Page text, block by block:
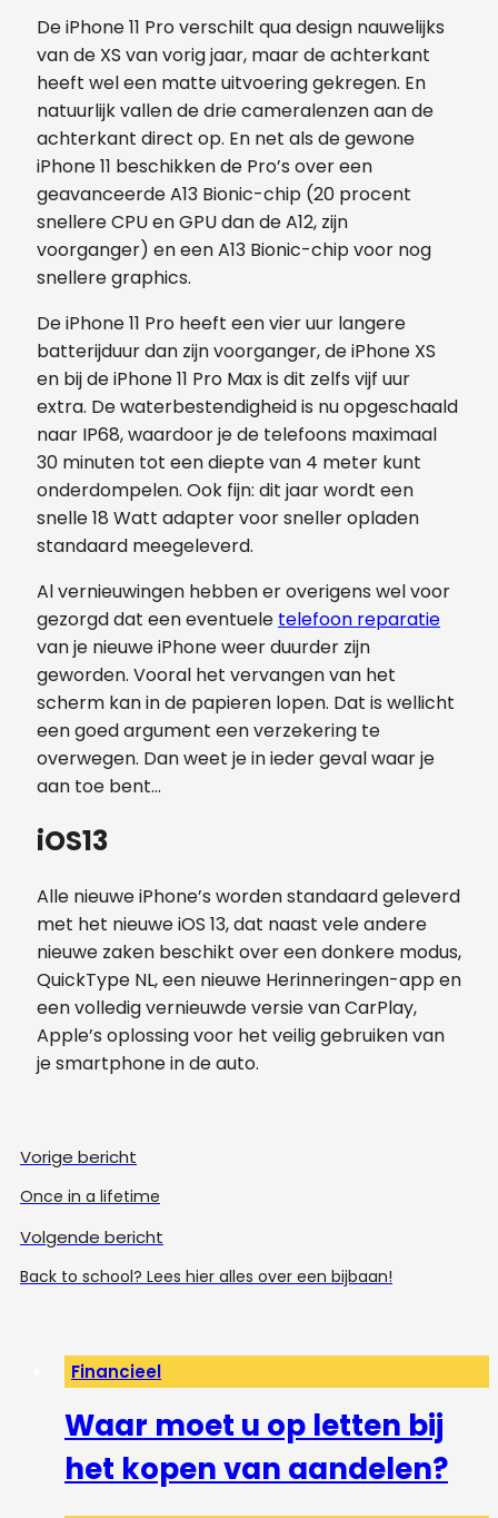
De iPhone 11 Pro verschilt qua design nauwelijks
van de XS van vorig jaar, maar de achterkant
heeft wel een matte uitvoering gekregen. En
natuurlijk vallen de drie cameralenzen aan de
achterkant direct op. En net als de gewone
iPhone 11 beschikken de Pro’s over een
geavanceerde A13 Bionic-chip (20 procent
snellere CPU en GPU dan de A12, zijn
voorganger) en een A13 Bionic-chip voor nog
snellere graphics.
De iPhone 11 Pro heeft een vier uur langere
batterijduur dan zijn voorganger, de iPhone XS
en bij de iPhone 11 Pro Max is dit zelfs vijf uur
extra. De waterbestendigheid is nu opgeschaald
naar IP68, waardoor je de telefoons maximaal
30 minuten tot een diepte van 4 meter kunt
onderdompelen. Ook fijn: dit jaar wordt een
snelle 18 Watt adapter voor sneller opladen
standaard meegeleverd.
Al vernieuwingen hebben er overigens wel voor
gezorgd dat een eventuele telefoon reparatie
van je nieuwe iPhone weer duurder zijn
geworden. Vooral het vervangen van het
scherm kan in de papieren lopen. Dat is wellicht
een goed argument een verzekering te
overwegen. Dan weet je in ieder geval waar je
aan toe bent…
iOS13
Alle nieuwe iPhone’s worden standaard geleverd
met het nieuwe iOS 13, dat naast vele andere
nieuwe zaken beschikt over een donkere modus,
QuickType NL, een nieuwe Herinneringen-app en
een volledig vernieuwde versie van CarPlay,
Apple’s oplossing voor het veilig gebruiken van
je smartphone in de auto.
Vorige bericht
Once in a lifetime
Volgende bericht
Back to school? Lees hier alles over een bijbaan!
Financieel
Waar moet u op letten bij
het kopen van aandelen?